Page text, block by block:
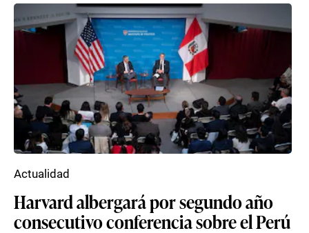
Harvard albergará por segundo año
consecutivo conferencia sobre el Perú
Actualidad